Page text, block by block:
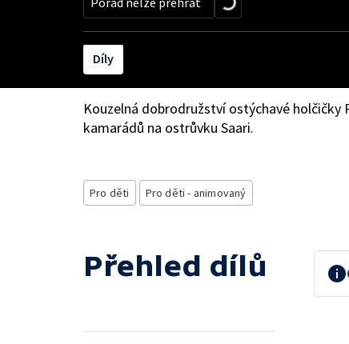
Díly
Kouzelná dobrodružství ostýchavé holčičky
kamarádů na ostrůvku Saari.
Pro děti Pro děti - animovaný
Přehled dílů